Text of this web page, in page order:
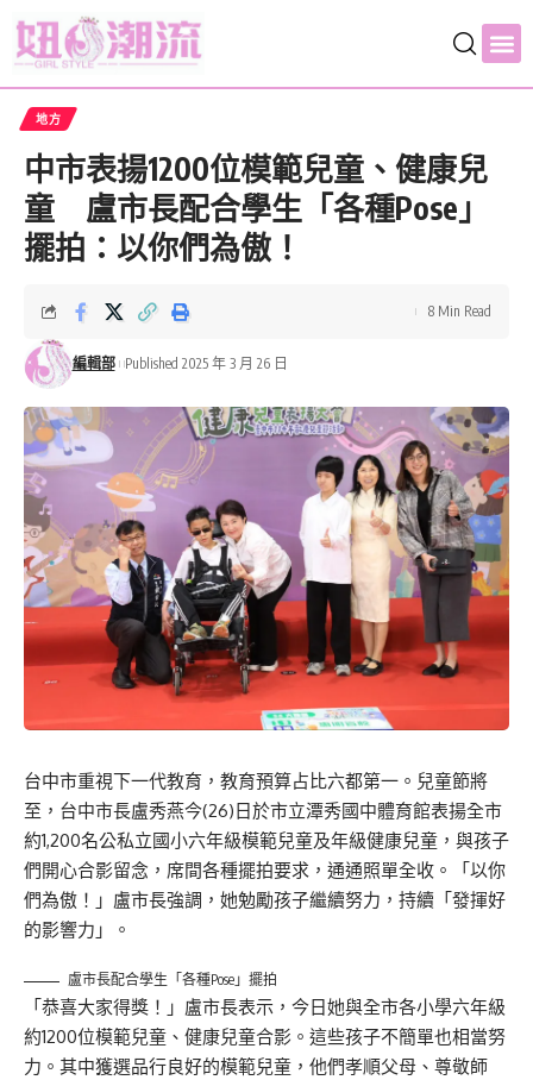
地方
中市表揚1200位模範兒童、健康兒
童 盧市長配合學生「各種Pose」
擺拍：以你們為傲！
編輯部 Published 2025 年 3 月 26 日
8 Min Read
台中市重視下一代教育，教育預算占比六都第一。兒童節將
至，台中市長盧秀燕今(26)日於市立潭秀國中體育館表揚全市
約1,200名公私立國小六年級模範兒童及年級健康兒童，與孩子
們開心合影留念，席間各種擺拍要求，通通照單全收。「以你
們為傲！」盧市長強調，她勉勵孩子繼續努力，持續「發揮好
的影響力」。
盧市長配合學生「各種Pose」擺拍
「恭喜大家得獎！」盧市長表示，今日她與全市各小學六年級
約1200位模範兒童、健康兒童合影。這些孩子不簡單也相當努
力。其中獲選品行良好的模範兒童，他們孝順父母、尊敬師